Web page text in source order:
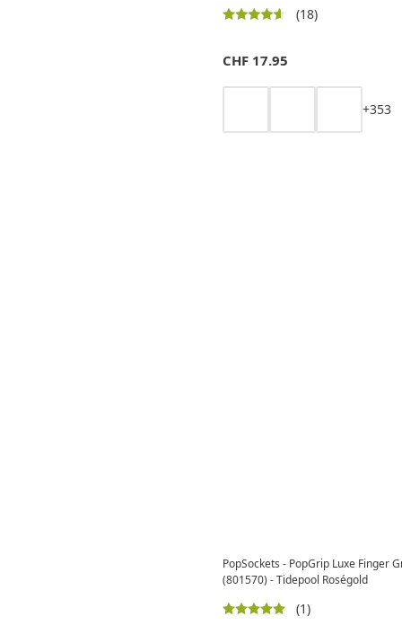
(18)
CHF 17.95
+353
PopSockets - PopGrip Luxe Finger
(801570) - Tidepool Roségold
(1)